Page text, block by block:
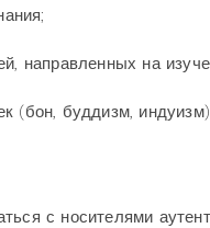
направленных на
(бон, буддизм,
с носителями